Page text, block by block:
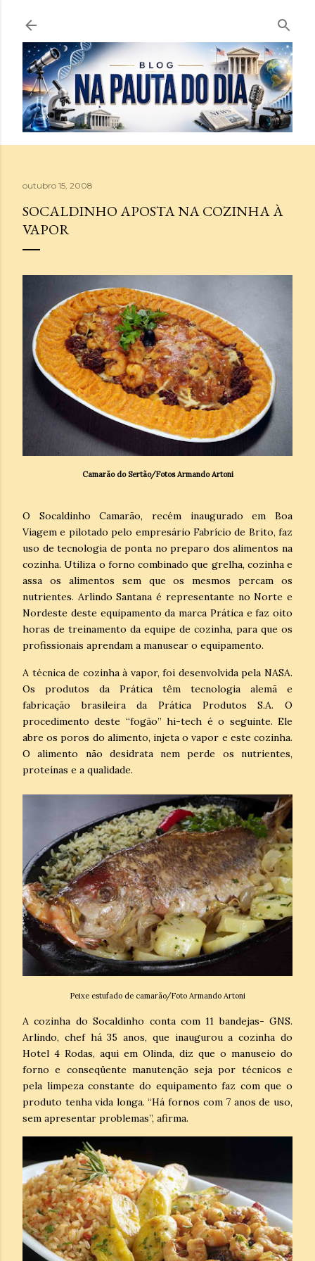
Pular para o conteúdo principal
outubro 15, 2008
SOCALDINHO APOSTA NA COZINHA À
VAPOR
Camarão do Sertão/Fotos Armando Artoni
O Socaldinho Camarão, recém inaugurado em Boa
Viagem e pilotado pelo empresário Fabrício de Brito, faz
uso de tecnologia de ponta no preparo dos alimentos na
cozinha. Utiliza o forno combinado que grelha, cozinha e
assa os alimentos sem que os mesmos percam os
nutrientes. Arlindo Santana é representante no Norte e
Nordeste deste equipamento da marca Prática e faz oito
horas de treinamento da equipe de cozinha, para que os
profissionais aprendam a manusear o equipamento.
A técnica de cozinha à vapor, foi desenvolvida pela NASA.
Os produtos da Prática têm tecnologia alemã e
fabricação brasileira da Prática Produtos S.A. O
procedimento deste “fogão” hi-tech é o seguinte. Ele
abre os poros do alimento, injeta o vapor e este cozinha.
O alimento não desidrata nem perde os nutrientes,
proteínas e a qualidade.
Peixe estufado de camarão/Foto Armando Artoni
A cozinha do Socaldinho conta com 11 bandejas- GNS.
Arlindo, chef há 35 anos, que inaugurou a cozinha do
Hotel 4 Rodas, aqui em Olinda, diz que o manuseio do
forno e conseqüente manutenção seja por técnicos e
pela limpeza constante do equipamento faz com que o
produto tenha vida longa. “Há fornos com 7 anos de uso,
sem apresentar problemas”, afirma.